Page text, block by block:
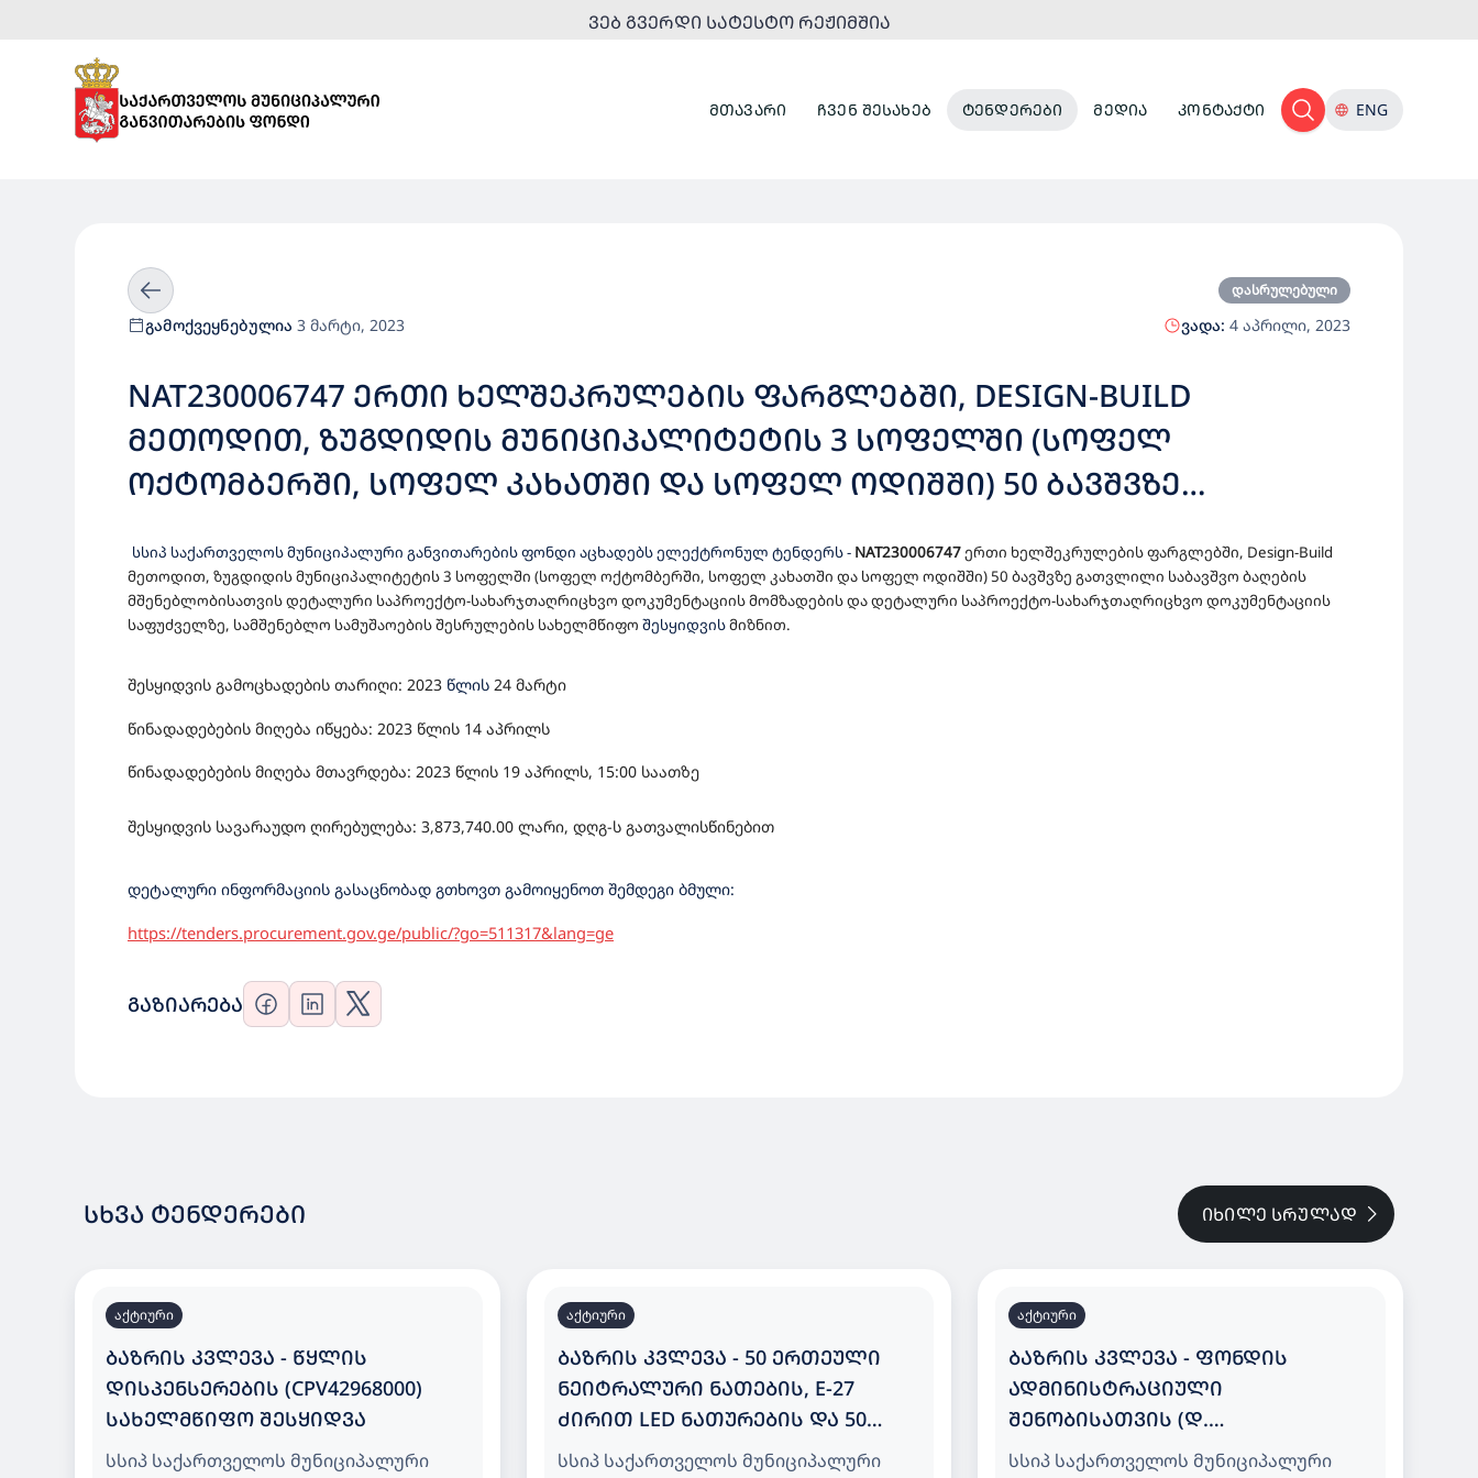
ᲕᲔᲑ ᲒᲕᲔᲠᲓᲘ ᲡᲐᲢᲔᲡᲢᲝ ᲠᲔᲟᲘᲛᲨᲘᲐ
ᲛᲗᲐᲕᲐᲠᲘ ᲩᲕᲔᲜ ᲨᲔᲡᲐᲮᲔᲑ ᲢᲔᲜᲓᲔᲠᲔᲑᲘ ᲛᲔᲓᲘᲐ ᲙᲝᲜᲢᲐᲥᲢᲘ ENG
დასრულებული
გამოქვეყნებულია 3 მარტი, 2023 ვადა: 4 აპრილი, 2023
NAT230006747 ᲔᲠᲗᲘ ᲮᲔᲚᲨᲔᲙᲠᲣᲚᲔᲑᲘᲡ ᲤᲐᲠᲒᲚᲔᲑᲨᲘ, DESIGN-BUILD
ᲛᲔᲗᲝᲓᲘᲗ, ᲖᲣᲒᲓᲘᲓᲘᲡ ᲛᲣᲜᲘᲪᲘᲞᲐᲚᲘᲢᲔᲢᲘᲡ 3 ᲡᲝᲤᲔᲚᲨᲘ (ᲡᲝᲤᲔᲚ
ᲝᲥᲢᲝᲛᲑᲔᲠᲨᲘ, ᲡᲝᲤᲔᲚ ᲙᲐᲮᲐᲗᲨᲘ ᲓᲐ ᲡᲝᲤᲔᲚ ᲝᲓᲘᲨᲨᲘ) 50 ᲑᲐᲕᲨᲕᲖᲔ
ᲡᲐᲞᲠᲝᲔᲥᲢᲝ-ᲡᲐᲮᲐᲠᲯᲗᲐᲦᲠᲘᲪᲮᲕᲝ ᲓᲝᲙᲣᲛᲔᲜᲢᲐᲪᲘᲘᲡ ᲛᲝᲛᲖᲐᲓᲔᲑᲘᲡ ᲓᲐ
ᲓᲔᲢᲐᲚᲣᲠᲘ ᲡᲐᲞᲠᲝᲔᲥᲢᲝ-ᲡᲐᲮᲐᲠᲯᲗᲐᲦᲠᲘᲪᲮᲕᲝ ᲓᲝᲙᲣᲛᲔᲜᲢᲐᲪᲘᲘᲡ
ᲨᲔᲡᲧᲘᲓᲕᲐ
სსიპ საქართველოს მუნიციპალური განვითარების ფონდი აცხადებს ელექტრონულ ტენდერს- NAT230006747ერთი ხელშეკრულების ფარგლებში, Design-Build
მეთოდით, ზუგდიდის მუნიციპალიტეტის 3 სოფელში (სოფელ ოქტომბერში, სოფელ კახათში და სოფელ ოდიშში) 50 ბავშვზე გათვლილი საბავშვო ბაღების
მშენებლობისათვის დეტალური საპროექტო-სახარჯთაღრიცხვო დოკუმენტაციის მომზადების და დეტალური საპროექტო-სახარჯთაღრიცხვო დოკუმენტაციის
საფუძველზე, სამშენებლო სამუშაოების შესრულების სახელმწიფო შესყიდვისმიზნით.
შესყიდვის გამოცხადების თარიღი: 2023 წლის 24 მარტი
წინადადებების მიღება იწყება: 2023 წლის 14 აპრილს
წინადადებების მიღება მთავრდება: 2023 წლის 19 აპრილს, 1 5:00 საათზე
შესყიდვის სავარაუდო ღირებულება: 3,873,740.00 ლარი, დღგ-ს გათვალისწინებით
დეტალური ინფორმაციის გასაცნობად გთხოვთ გამოიყენოთ შემდეგი ბმული:
https://tenders.procurement.gov.ge/public/?go=511317&lang=ge
ᲒᲐᲖᲘᲐᲠᲔᲑᲐ
ᲡᲮᲕᲐ ᲢᲔᲜᲓᲔᲠᲔᲑᲘ ᲘᲮᲘᲚᲔ ᲡᲠᲣᲚᲐᲓ
აქტიური
ᲑᲐᲖᲠᲘᲡ ᲙᲕᲚᲔᲕᲐ - ᲬᲧᲚᲘᲡ
ᲓᲘᲡᲞᲔᲜᲡᲔᲠᲔᲑᲘᲡ (CPV42968000)
ᲡᲐᲮᲔᲚᲛᲬᲘᲤᲝ ᲨᲔᲡᲧᲘᲓᲕᲐ
სსიპ საქართველოს მუნიციპალური
აქტიური
ᲑᲐᲖᲠᲘᲡ ᲙᲕᲚᲔᲕᲐ - 50 ᲔᲠᲗᲔᲣᲚᲘ
ᲜᲔᲘᲢᲠᲐᲚᲣᲠᲘ ᲜᲐᲗᲔᲑᲘᲡ, E-27
ᲫᲘᲠᲘᲗ LED ᲜᲐᲗᲣᲠᲔᲑᲘᲡ ᲓᲐ 50
ᲔᲠᲗᲔᲣᲚᲘ ᲗᲑᲘᲚᲘ ᲜᲐᲗᲔᲑᲘᲡ, E-27
სსიპ საქართველოს მუნიციპალური
აქტიური
ᲑᲐᲖᲠᲘᲡ ᲙᲕᲚᲔᲕᲐ - ᲤᲝᲜᲓᲘᲡ
ᲐᲓᲛᲘᲜᲘᲡᲢᲠᲐᲪᲘᲣᲚᲘ
ᲨᲔᲜᲝᲑᲘᲡᲐᲗᲕᲘᲡ (Დ.
ᲐᲦᲛᲐᲨᲔᲜᲔᲑᲚᲘᲡ ᲒᲐᲛᲖ. N150) ᲨᲕᲘᲓᲘ
სსიპ საქართველოს მუნიციპალური